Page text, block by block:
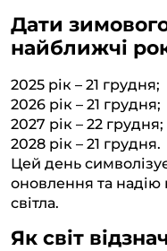
Дати
найближчі
2025 рік – 21 грудня;
2026 рік – 21 грудня;
2027 рік – 22 грудня;
2028 рік – 21 грудня.
Цей день
оновлення та надію
світла.
Як світ